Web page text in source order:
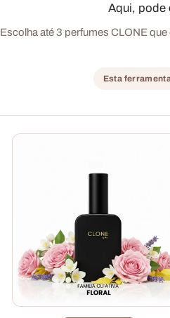
Aqui, pode
Escolha até 3 perfumes CLONE
Esta